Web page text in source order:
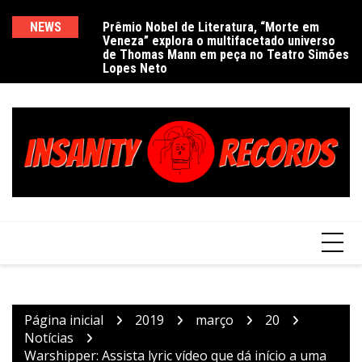
NEWS
Prêmio Nobel de Literatura, “Morte em
Veneza” explora o multifacetado universo
de Thomas Mann em peça no Teatro Simões
Lopes Neto
Página inicial 2019 março
20
Notícias
Warshipper: Assista lyric vídeo que dá início a uma